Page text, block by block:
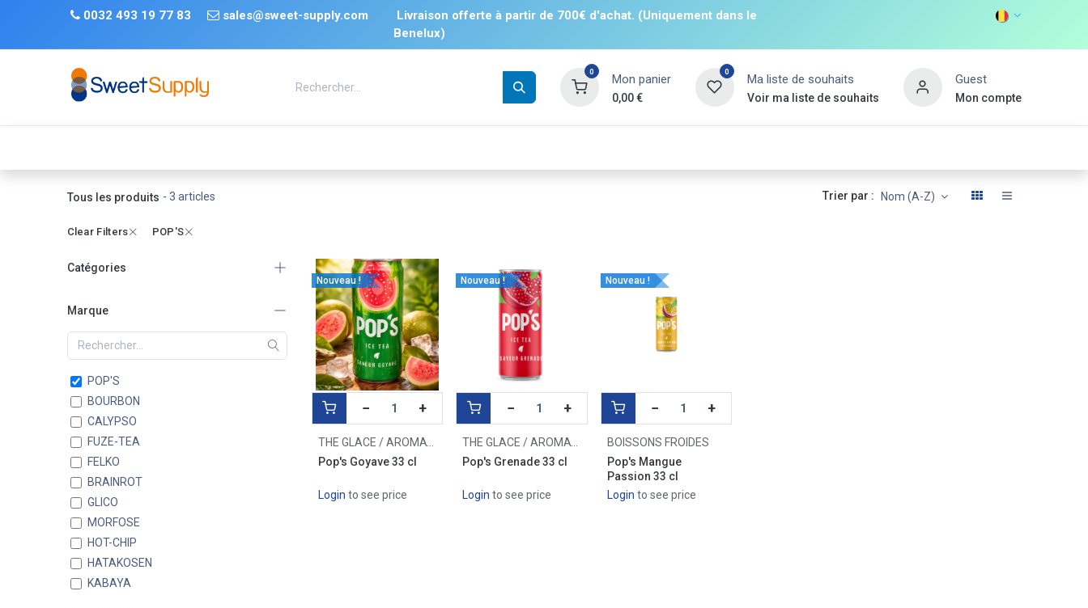
Se rendre au contenu
0032 493 19 77 83 ​ sales@sweet-supply.com
Livraison offerte à partir de 700€ d'achat. (Uniquement dans le
Benelux)
0 Mon panier
0,00€
0 Ma liste de souhaits
Voir ma liste de souhaits
Guest
Mon compte
TRENDS DISCOVER
Tous les produits - 3 articles Trier par : Nom (A-Z)
Clear Filters POP'S
Catégories
BOISSONS
SALÉS
SUCRÉS
NON FOOD
DESSERT
Marque
POP'S
BOURBON
CALYPSO
FUZE-TEA
FELKO
BRAINROT
GLICO
MORFOSE
HOT-CHIP
HATAKOSEN
KABAYA
Nouveau !
− +
THE GLACE / AROMATISÉ
Pop's Goyave 33 cl
Login to see price
Nouveau !
− +
Pop's Grenade 33 cl
Login to see price
Nouveau !
− +
BOISSONS FROIDES
Pop's Mangue
Passion 33 cl
Login to see price